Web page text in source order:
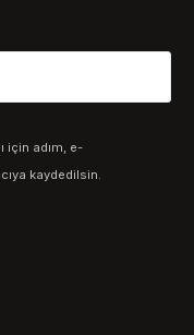
için adım, e-
kaydedilsin.